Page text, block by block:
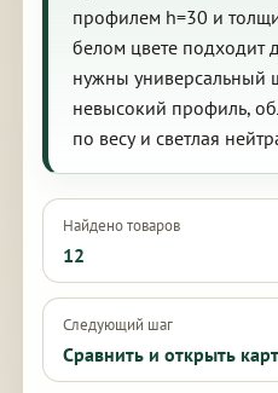
профилем h=30 и
белом цвете подходит
нужны универсальный
невысокий профиль,
по весу и светлая
Найдено товаров
12
Следующий шаг
Сравнить и открыть